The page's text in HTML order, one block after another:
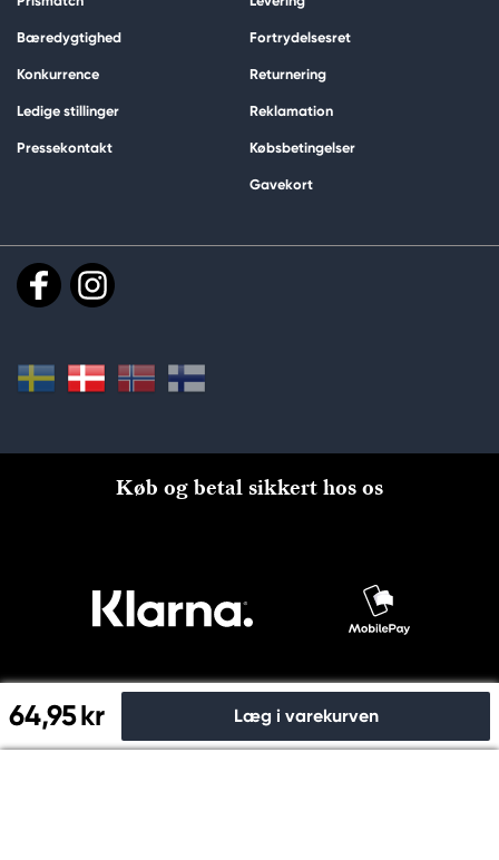
64,95 kr Læg i varekurven
Bæredygtighed
Konkurrence
Ledige stillinger
Pressekontakt
Fortrydelsesret
Returnering
Reklamation
Købsbetingelser
Gavekort
Køb og betal sikkert hos os